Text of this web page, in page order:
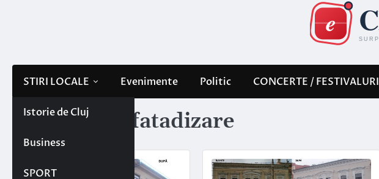
STIRI LOCALE
Istorie de Cluj
Business
SPORT
Evenimente Politic CONCERTE / FESTIVALURI
Etichetă: refatadizare